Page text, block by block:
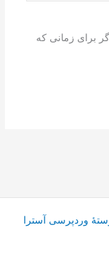
برای زمانی که
وردپرسی آسترا